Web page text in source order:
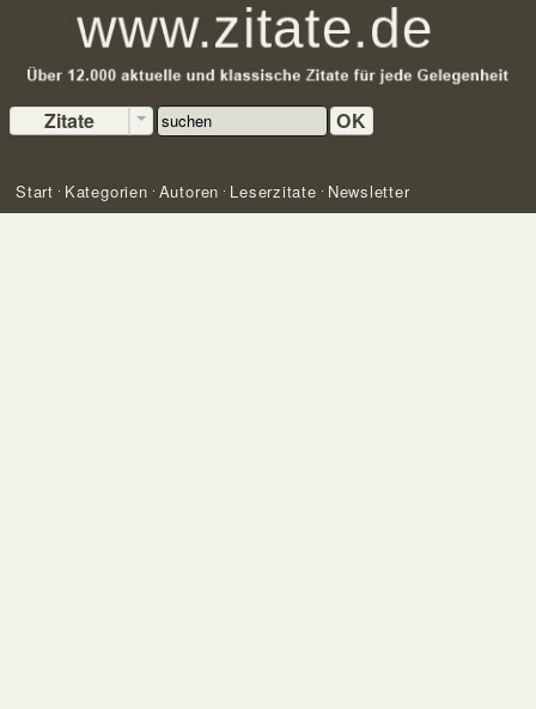
Zitate OK
Start Kategorien Autoren Leserzitate Newsletter